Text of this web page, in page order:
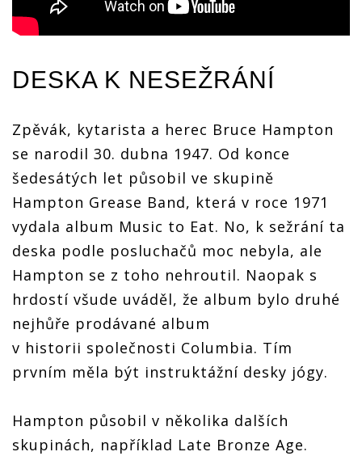
DESKA K NESEŽRÁNÍ
Zpěvák, kytarista a herec Bruce Hampton
se narodil 30. dubna 1947. Od konce
šedesátých let působil ve skupině
Hampton Grease Band, která v roce 1971
vydala album Music to Eat. No, k sežrání ta
deska podle posluchačů moc nebyla, ale
Hampton se z toho nehroutil. Naopak s
hrdostí všude uváděl, že album bylo druhé
nejhůře prodávané album
v historii společnosti Columbia. Tím
prvním měla být instruktážní desky jógy.
Hampton působil v několika dalších
skupinách, například Late Bronze Age.